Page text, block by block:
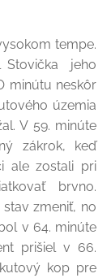
tempe.
Stovička jeho
minútu neskôr
územia
V 59. minúte
zákrok, keď
ale zostali pri
brvno.
zmeniť, no
v 64. minúte
prišiel v 66.
kop pre